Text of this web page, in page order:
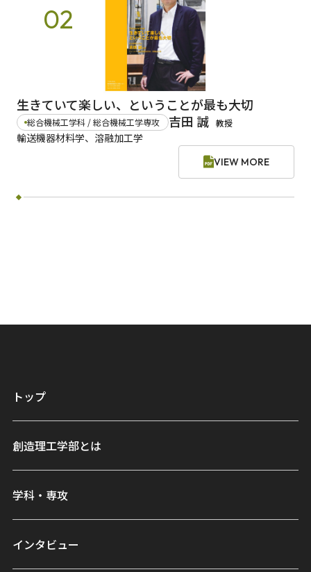
02
生きていて楽しい、ということが最も大切
総合機械工学科 / 総合機械工学専攻 吉田 誠 教授
輸送機器材料学、溶融加工学
VIEW MORE
トップ
創造理工学部とは
学科・専攻
インタビュー